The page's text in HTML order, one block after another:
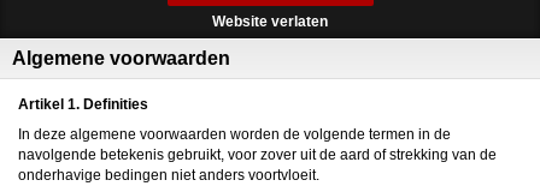
Certify, Yandex, Hotjar, Histats en Statcounter die automatisch gegevens kunnen
verzamelen wanneer je de website bezoekt. De gegevens verkregen uit de cookies,
teneinde het voor
Wees voorzichtig bij het praten met vreemden via deze website. Je weet immers nooit
achternaam, e-mailadres, huis- of werkadres, telefoonnummer of andere naar jou
herleidbare gegevens op deze website.
Zet iemand jou onder druk op deze website, bijvoorbeeld om persoonlijke of financiële
gegevens te verstrekken? Stop dan meteen met het communiceren met deze persoon.
Let er ook op dat mensen in staat zijn op een listige manier dergelijke gegevens van je
Website verlaten
Algemene voorwaarden
Artikel 1. Definities
In deze algemene voorwaarden worden de volgende termen in de
navolgende betekenis gebruikt, voor zover uit de aard of strekking van de
onderhavige bedingen niet anders voortvloeit.